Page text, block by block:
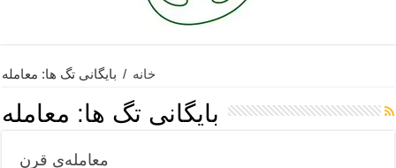
خانه / بایگانی تگ ها: معامله
بایگانی تگ ها: معامله
معامله‌ی قرن